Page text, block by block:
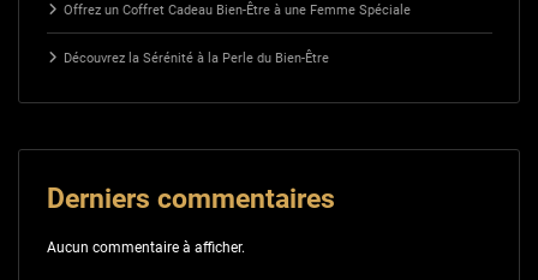
Offrez un Coffret Cadeau Bien-Être à une Femme Spéciale
Découvrez la Sérénité à la Perle du Bien-Être
Derniers commentaires
Aucun commentaire à afficher.